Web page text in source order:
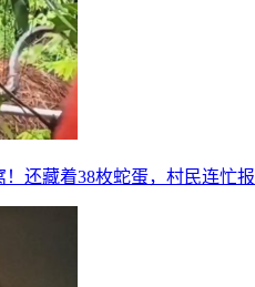
还藏着38枚蛇蛋，村民连忙